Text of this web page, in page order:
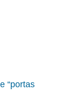
“portas